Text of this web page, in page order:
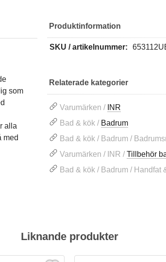
som
alla
med
Produktinformation
SKU / artikelnummer:
Relaterade kategorier
Varumärken / INR
Bad & kök / Badrum
Bad & kök / Badrum /
Varumärken / INR /Tillbehör
Bad & kök / Badrum / Handfat
Liknande produkter